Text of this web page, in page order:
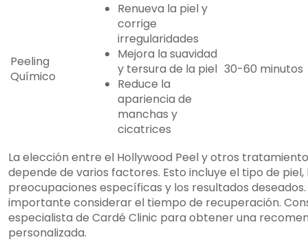
Peeling
Químico
Renueva la piel y
corrige
irregularidades
Mejora la suavidad
y tersura de la piel
Reduce la
apariencia de
manchas y
cicatrices
30-60 minutos
La elección entre el Hollywood Peel y otros
depende de varios factores. Esto incluye el tipo de piel,
preocupaciones específicas y los resultados
importante considerar el tiempo de recuperación.
especialista de Cardé Clinic para obtener una
personalizada.